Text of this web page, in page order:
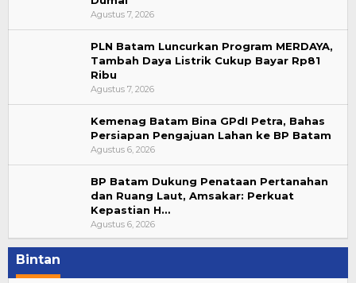
Agustus 7, 2026
PLN Batam Luncurkan Program MERDAYA,
Tambah Daya Listrik Cukup Bayar Rp81
Ribu
Agustus 7, 2026
Kemenag Batam Bina GPdI Petra, Bahas
Persiapan Pengajuan Lahan ke BP Batam
Agustus 6, 2026
BP Batam Dukung Penataan Pertanahan
dan Ruang Laut, Amsakar: Perkuat
Kepastian H…
Agustus 6, 2026
Bintan